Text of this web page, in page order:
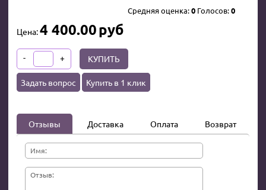
Средняя оценка:0 Голосов:0
Цена:4 400.00руб
- + КУПИТЬ
Задать вопрос Купить в 1 клик
Отзывы Доставка Оплата Возврат
Имя:
Отзыв: